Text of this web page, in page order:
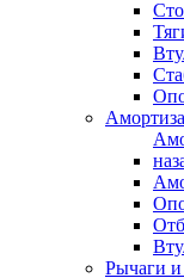
Рычаги